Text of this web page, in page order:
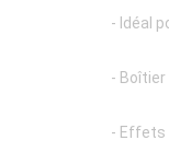
- Idéal
-
- Effets